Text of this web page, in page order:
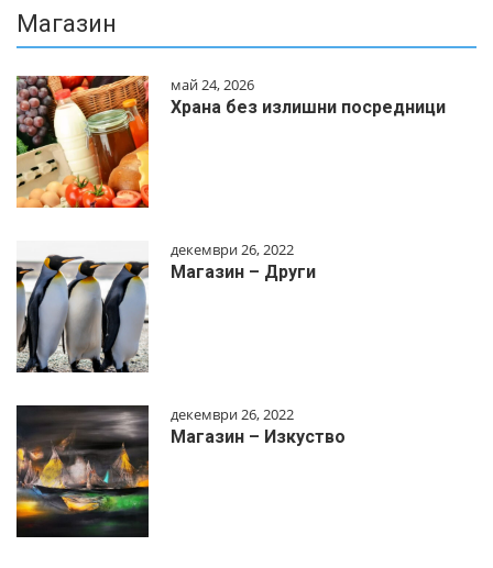
Магазин
май 24, 2026
Храна без излишни посредници
декември 26, 2022
Магазин – Други
декември 26, 2022
Магазин – Изкуство